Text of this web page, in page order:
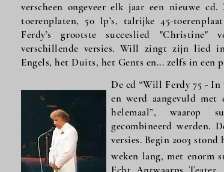
verscheen ongeveer elk jaar een nieuwe
toerenplaten, 50 lp’s, talrijke 45-
Ferdy’s grootste succeslied
verschillende versies. Will zingt zijn lied
Engels, het Duits, het Gents en... zelfs in een
De cd “Will Ferdy 75 - In
en werd aangevuld
helemaal”, waarop
gecombineerd werden.
versies. Begin 2003 stond
weken lang, met enorm